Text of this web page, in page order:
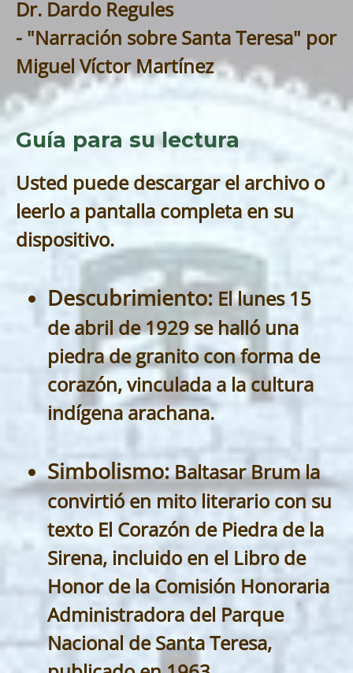
Dr. Dardo Regules
- "Narración sobre Santa Teresa" por
Miguel Víctor Martínez
Guía para su lectura
Usted puede descargar el archivo o
leerlo a pantalla completa en su
dispositivo.
Descubrimiento: El lunes 15
de abril de 1929 se halló una
piedra de granito con forma de
corazón, vinculada a la cultura
indígena arachana.
Simbolismo:Baltasar Brum la
convirtió en mito literario con su
texto El Corazón de Piedra de la
Sirena, incluido en el Libro de
Honor de la Comisión Honoraria
Administradora del Parque
Nacional de Santa Teresa,